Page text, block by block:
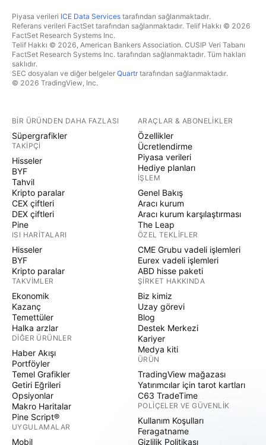
Piyasa verileri ICE Data Services tarafından sağlanmaktadır.
Referans verileri FactSet tarafından sağlanmaktadır. Telif Hakkı © 2026
FactSet Research Systems Inc.
Telif Hakkı © 2026, American Bankers Association. CUSIP Veri Tabanı
FactSet Research Systems Inc. tarafından sağlanmaktadır. Tüm hakları
saklıdır.
SEC dosyaları ve diğer belgeler Quartrtarafından sağlanmaktadır.
© 2026 TradingView, Inc.
BIR ÜRÜNDEN DAHA FAZLASI
Süpergrafikler
TAKIPÇI
Hisseler
BYF
Tahvil
Kripto paralar
CEX çiftleri
DEX çiftleri
Pine
ISI HARITALARI
Hisseler
BYF
Kripto paralar
TAKVIMLER
Ekonomik
Kazanç
Temettüler
Halka arzlar
DIĞER ÜRÜNLER
Haber Akışı
Portföyler
Temel Grafikler
Getiri Eğrileri
Opsiyonlar
Makro Haritalar
Pine Script®
UYGULAMALAR
Mobil
ARAÇLAR & ABONELIKLER
Özellikler
Ücretlendirme
Piyasa verileri
Hediye planları
İŞLEM
Genel Bakış
Aracı kurum
Aracı kurum karşılaştırması
The Leap
ÖZEL TEKLIFLER
CME Grubu vadeli işlemleri
Eurex vadeli işlemleri
ABD hisse paketi
ŞIRKET HAKKINDA
Biz kimiz
Uzay görevi
Blog
Destek Merkezi
Kariyer
Medya kiti
ÜRÜN
TradingView mağazası
Yatırımcılar için tarot kartları
C63 TradeTime
POLIÇELER VE GÜVENLIK
Kullanım Koşulları
Feragatname
Gizlilik Politikası